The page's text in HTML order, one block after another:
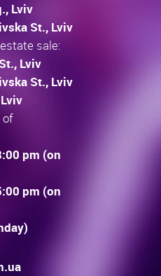
Lviv
St., Lviv
sale:
Lviv
St., Lviv
of
pm (on
pm (on